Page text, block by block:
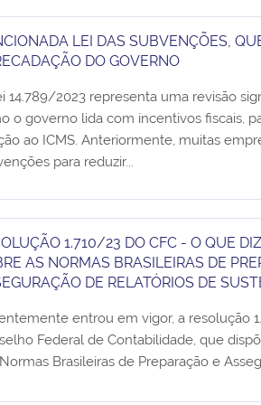
LEI DAS SUBVENÇÕES,
DO GOVERNO
14.789/2023 representa uma revisão
o governo lida com incentivos fiscais,
ao ICMS. Anteriormente, muitas
para reduzir...
1.710/23 DO CFC - O QUE
AS NORMAS BRASILEIRAS DE
DE RELATÓRIOS DE
entrou em vigor, a resolução
Federal de Contabilidade, que
Brasileiras de Preparação e